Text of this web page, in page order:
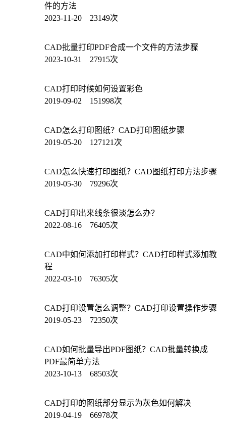
件的方法
2023-11-20 23149次
CAD批量打印PDF合成一个文件的方法步骤
2023-10-31 27915次
CAD打印时候如何设置彩色
2019-09-02 151998次
CAD怎么打印图纸？CAD打印图纸步骤
2019-05-20 127121次
CAD怎么快速打印图纸？CAD图纸打印方法步骤
2019-05-30 79296次
CAD打印出来线条很淡怎么办？
2022-08-16 76405次
CAD中如何添加打印样式？CAD打印样式添加教
程
2022-03-10 76305次
CAD打印设置怎么调整？CAD打印设置操作步骤
2019-05-23 72350次
CAD如何批量导出PDF图纸？CAD批量转换成
PDF最简单方法
2023-10-13 68503次
CAD打印的图纸部分显示为灰色如何解决
2019-04-19 66978次